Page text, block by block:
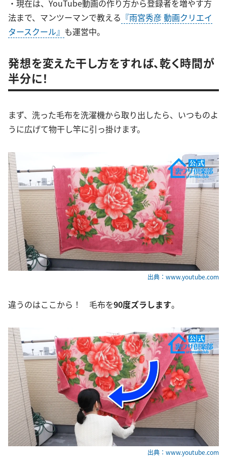
・現在は、YouTube動画の作り方から登録者を増やす方
法まで、マンツーマンで教える 『雨宮秀彦 動画クリエイ
タースクール』 も運営中。
発想を変えた干し方をすれば、乾く時間が
半分に！
まず、洗った毛布を洗濯機から取り出したら、いつものよ
うに広げて物干し竿に引っ掛けます。
出典：www.youtube.com
違うのはここから！ 毛布を90度ズラします。
出典：www.youtube.com